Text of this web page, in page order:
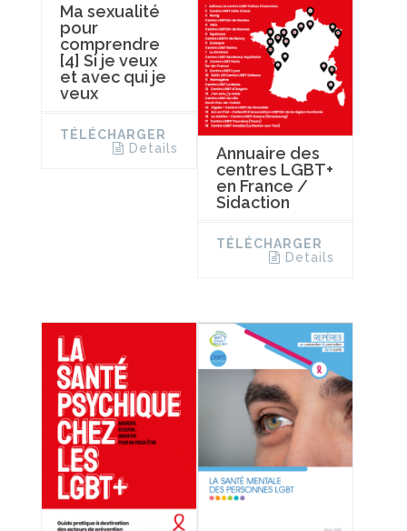
Ma sexualité
pour
comprendre
[4] Si je veux
et avec qui je
veux
TÉLÉCHARGER
Details
Annuaire des
centres LGBT+
en France /
Sidaction
TÉLÉCHARGER
Details